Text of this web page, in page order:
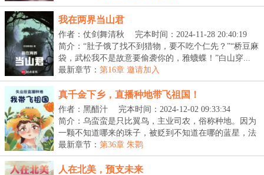
我在两界当山君
作者：仗剑舞清秋
完本时间：2024-11-28 20:40:19
简介：“肚子饿了找不到猎物，要不吃个仁先？”“桥豆麻
袋，武松我不是故意要偷袭你的，雅蠛蝶！”白山穿...
最新章节： 第16章 邀请加入
真千金下乡，直播种地带飞祖国！
作者：黑醋汁
完本时间：2024-12-02 09:33:34
简介：乌蛮蛮是只比翼鸟，主业司农，俗称种地。因为
一颗不知道哪来的珠子，被贬到不知道在哪的蓝星，法
力...
最新章节： 第36章 朱鹮
人在北美，预支未来